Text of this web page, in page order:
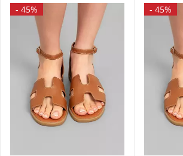
- 45% - 45%